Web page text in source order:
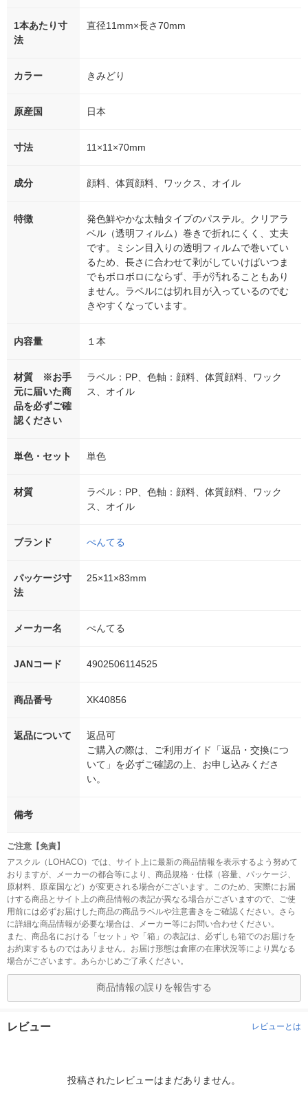
1本あたり寸
法
直径11mm×長さ70mm
カラー きみどり
原産国 日本
寸法 11×11×70mm
成分 顔料、体質顔料、ワックス、オイル
特徴
発色鮮やかな太軸タイプのパステル。クリアラ
ベル（透明フィルム）巻きで折れにくく、丈夫
です。ミシン目入りの透明フィルムで巻いてい
るため、長さに合わせて剥がしていけばいつま
でもボロボロにならず、手が汚れることもあり
ません。ラベルには切れ目が入っているのでむ
きやすくなっています。
内容量 １本
材質 ※お手
元に届いた商
品を必ずご確
認ください
ラベル：PP、色軸：顔料、体質顔料、ワック
ス、オイル
単色・セット 単色
材質
ラベル：PP、色軸：顔料、体質顔料、ワック
ス、オイル
ブランド ぺんてる
パッケージ寸
法
25×11×83mm
メーカー名 ぺんてる
JANコード 4902506114525
商品番号 XK40856
返品について
返品可
ご購入の際は、ご利用ガイド「返品・交換につ
いて」を必ずご確認の上、お申し込みくださ
い。
備考
ご注意【免責】
アスクル（LOHACO）では、サイト上に最新の商品情報を表示するよう努めて
おりますが、メーカーの都合等により、商品規格・仕様（容量、パッケージ、
原材料、原産国など）が変更される場合がございます。このため、実際にお届
けする商品とサイト上の商品情報の表記が異なる場合がございますので、ご使
用前には必ずお届けした商品の商品ラベルや注意書きをご確認ください。さら
に詳細な商品情報が必要な場合は、メーカー等にお問い合わせください。
また、商品名における「セット」や「箱」の表記は、必ずしも箱でのお届けを
お約束するものではありません。お届け形態は倉庫の在庫状況等により異なる
場合がございます。あらかじめご了承ください。
商品情報の誤りを報告する
レビュー レビューとは
投稿されたレビューはまだありません。